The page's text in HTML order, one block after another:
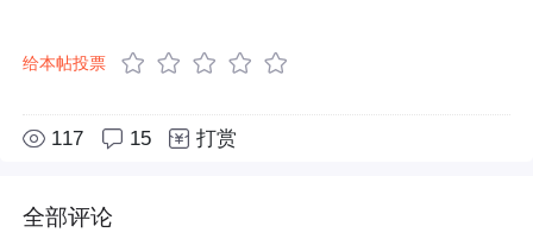
给本帖投票
117 15 打赏
全部评论